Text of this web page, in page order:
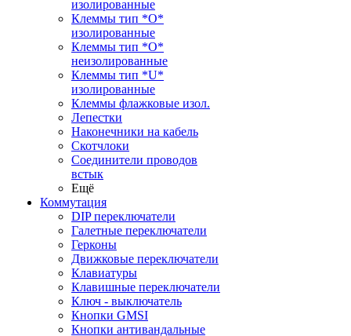
изолированные
Клеммы тип *O*
изолированные
Клеммы тип *O*
неизолированные
Клеммы тип *U*
изолированные
Клеммы флажковые изол.
Лепестки
Наконечники на кабель
Скотчлоки
Соединители проводов
встык
Ещё
Коммутация
DIP переключатели
Галетные переключатели
Герконы
Движковые переключатели
Клавиатуры
Клавишные переключатели
Ключ - выключатель
Кнопки GMSI
Кнопки антивандальные